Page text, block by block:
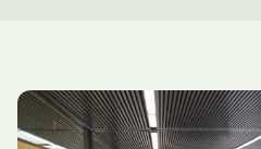
Hizkuntza: ES CA GL EU